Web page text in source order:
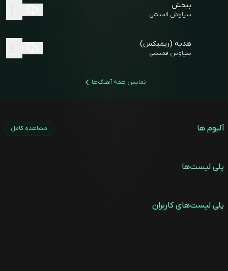
ببخش
سیاوش قمیشی
هدیه (ریمیکس)
سیاوش قمیشی
نمایش همه آهنگ‌ها
آلبوم ها مشاهده کامل
پلی لیست‌ها
پلی لیست‌های کاربران